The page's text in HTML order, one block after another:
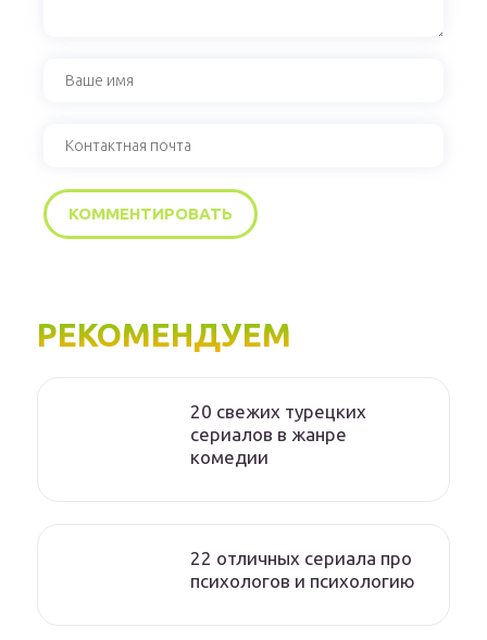
РЕКОМЕНДУЕМ
20 свежих турецких
сериалов в жанре
комедии
22 отличных сериала про
психологов и психологию